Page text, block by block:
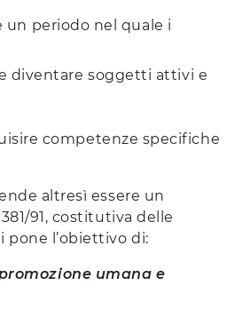
un periodo nel quale i
diventare soggetti attivi e
competenze specifiche
altresì essere un
91, costitutiva delle
pone l’obiettivo di:
umana e